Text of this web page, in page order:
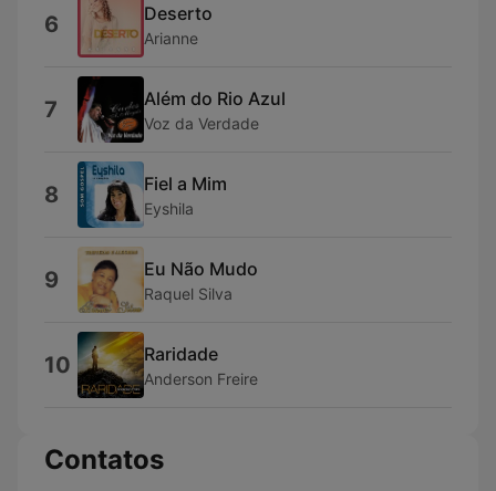
6 Deserto
Arianne
7 Além do Rio Azul
Voz da Verdade
8 Fiel a Mim
Eyshila
9 Eu Não Mudo
Raquel Silva
10 Raridade
Anderson Freire
Contatos